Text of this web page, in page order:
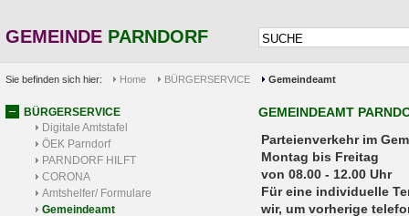
GEMEINDE PARNDORF
Sie befinden sich hier: Home BÜRGERSERVICE Gemeindeamt
BÜRGERSERVICE
Digitale Amtstafel
ÖEK Parndorf
PARNDORF HILFT
CORONA
Amtshelfer/ Formulare
Gemeindeamt
GEMEINDEAMT
Parteienverkehr
Montag bis Freitag
von 08.00 - 12.00 Uhr
Für eine individuelle
wir, um vorherige